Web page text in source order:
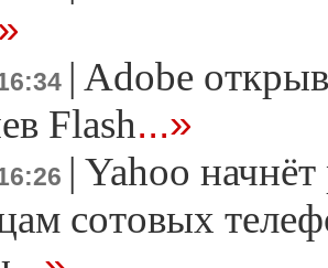
| Adobe
Flash...»
| Yahoo начнёт
сотовых